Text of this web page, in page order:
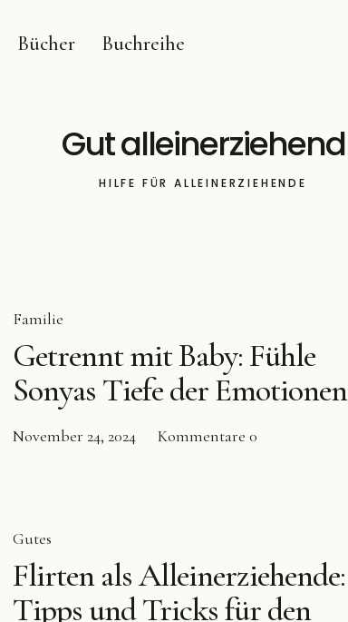
Bücher Buchreihe
Gut alleinerziehend
HILFE FÜR ALLEINERZIEHENDE
Familie
Getrennt mit Baby: Fühle
Sonyas Tiefe der Emotionen
November 24, 2024 Kommentare 0
Gutes
Flirten als Alleinerziehende:
Tipps und Tricks für den